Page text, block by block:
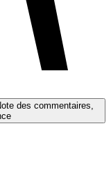
des commentaires,